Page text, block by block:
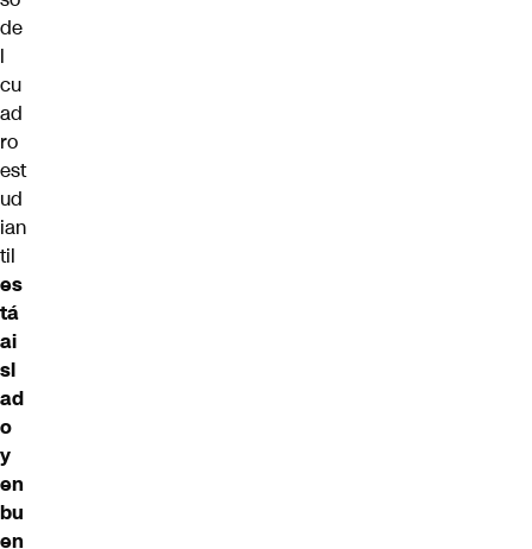
de
l
cu
ad
ro
est
ud
ian
til
es
tá
ai
sl
ad
o
y
en
bu
en